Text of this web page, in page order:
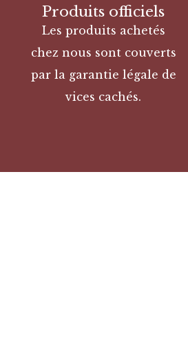
Produits officiels
Les produits achetés
chez nous sont couverts
par la garantie légale de
vices cachés.